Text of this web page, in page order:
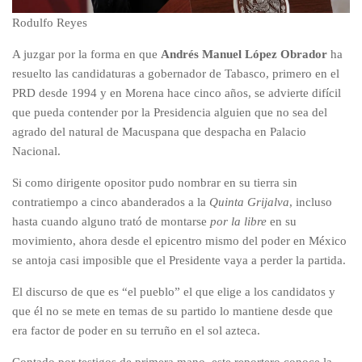
Rodulfo Reyes
A juzgar por la forma en que Andrés Manuel López Obrador ha
resuelto las candidaturas a gobernador de Tabasco, primero en el
PRD desde 1994 y en Morena hace cinco años, se advierte difícil
que pueda contender por la Presidencia alguien que no sea del
agrado del natural de Macuspana que despacha en Palacio
Nacional.
Si como dirigente opositor pudo nombrar en su tierra sin
contratiempo a cinco abanderados a la Quinta Grijalva, incluso
hasta cuando alguno trató de montarse por la libre en su
movimiento, ahora desde el epicentro mismo del poder en México
se antoja casi imposible que el Presidente vaya a perder la partida.
El discurso de que es “el pueblo” el que elige a los candidatos y
que él no se mete en temas de su partido lo mantiene desde que
era factor de poder en su terruño en el sol azteca.